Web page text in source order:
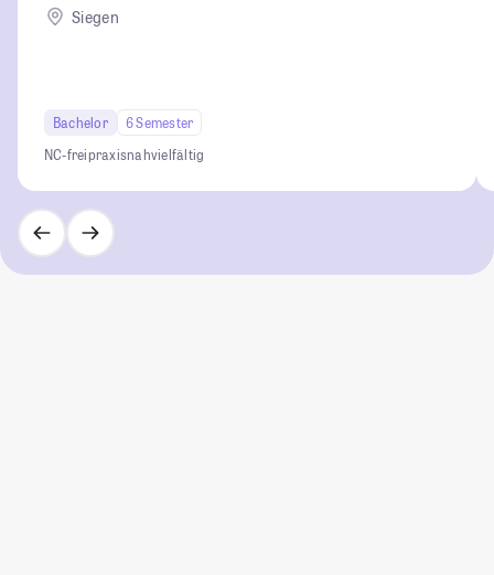
Siegen
Bachelor
6 Semester
NC-freipraxisnahvielfältig